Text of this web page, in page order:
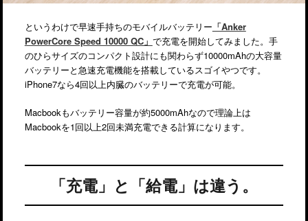
というわけで早速手持ちのモバイルバッテリー 「Anker
PowerCore Speed 10000 QC」 で充電を開始してみました。手
のひらサイズのコンパクト設計にも関わらず10000mAhの大容量
バッテリーと急速充電機能を搭載しているスゴイやつです。
iPhone7なら4回以上内臓のバッテリーで充電が可能。
Macbookもバッテリー容量が約5000mAhなので理論上は
Macbookを1回以上2回未満充電できる計算になります。
「充電」と「給電」は違う。